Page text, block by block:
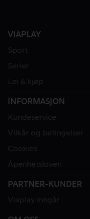
VIAPLAY
Sport
Serier
Lei & kjøp
INFORMASJON
Kundeservice
Vilkår og betingelser
Cookies
Åpenhetsloven
PARTNER-KUNDER
Viaplay inngår